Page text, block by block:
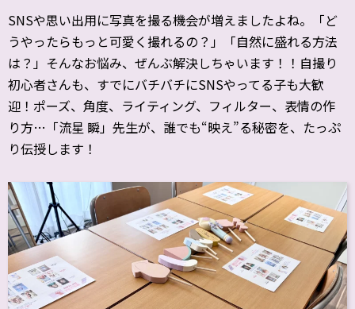
SNSや思い出用に写真を撮る機会が増えましたよね。「ど
うやったらもっと可愛く撮れるの？」「自然に盛れる方法
は？」そんなお悩み、ぜんぶ解決しちゃいます！！自撮り
初心者さんも、すでにバチバチにSNSやってる子も大歓
迎！ポーズ、角度、ライティング、フィルター、表情の作
り方…「流星 瞬」先生が、誰でも“映え”る秘密を、たっぷ
り伝授します！